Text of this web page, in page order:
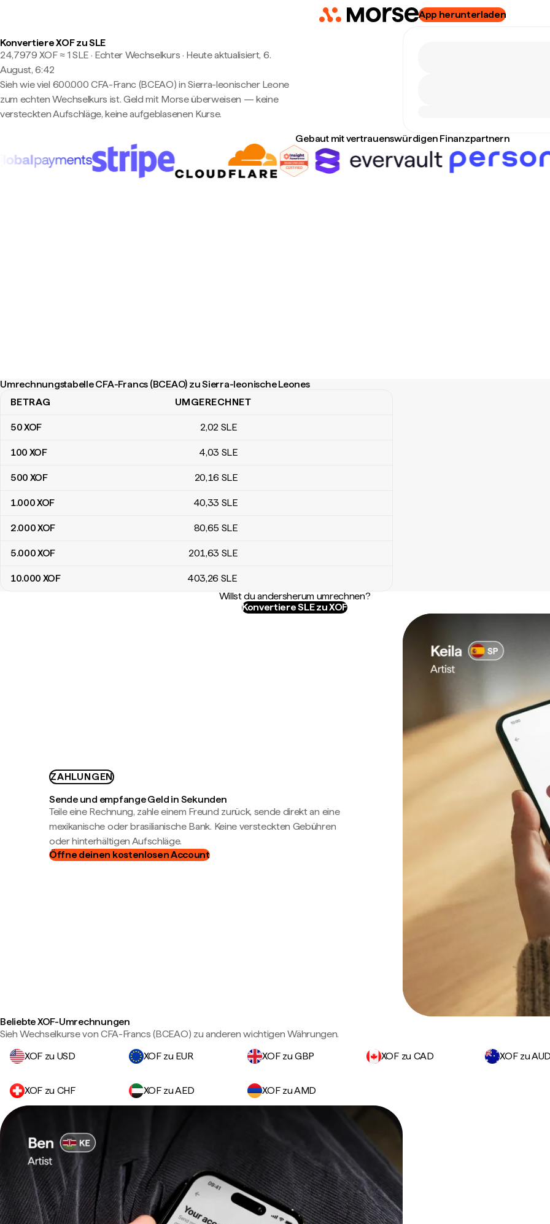
App herunterladen
Konvertiere XOF zu SLE
24,7979 XOF ≈ 1 SLE · Echter Wechselkurs · Heute aktualisiert, 6.
August, 6:42
Sieh wie viel 600.000 CFA-Franc (BCEAO) in Sierra-leonischer Leone
zum echten Wechselkurs ist. Geld mit Morse überweisen — keine
versteckten Aufschläge, keine aufgeblasenen Kurse.
Gebaut mit vertrauenswürdigen Finanzpartnern
Umrechnungstabelle CFA-Francs (BCEAO) zu Sierra-leonische Leones
Umrechnungstabelle CFA-Francs (BCEAO) zu Sierra-leonische Leones
BETRAG UMGERECHNET
50XOF 2,02 SLE
100 XOF 4,03 SLE
500 XOF 20,16 SLE
1.000XOF 40,33 SLE
2.000XOF 80,65 SLE
5.000XOF 201,63 SLE
10.000 XOF 403,26 SLE
Willst du andersherum umrechnen?
Konvertiere SLE zu XOF
ZAHLUNGEN
Sende und empfange Geld in Sekunden
Teile eine Rechnung, zahle einem Freund zurück, sende direkt an eine
mexikanische oder brasilianische Bank. Keine versteckten Gebühren
oder hinterhältigen Aufschläge.
Öffne deinen kostenlosen Account
Beliebte XOF-Umrechnungen
Sieh Wechselkurse von CFA-Francs (BCEAO) zu anderen wichtigen Währungen.
XOF zu USD
XOF zu EUR XOF zu GBP XOF zu CAD XOF zu
XOF zu CHF XOF zu AED XOF zu AMD